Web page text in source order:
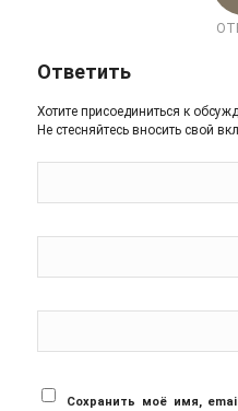
Ответить
Хотите присоединиться к
Не стесняйтесь вносить свой
Сохранить моё имя,